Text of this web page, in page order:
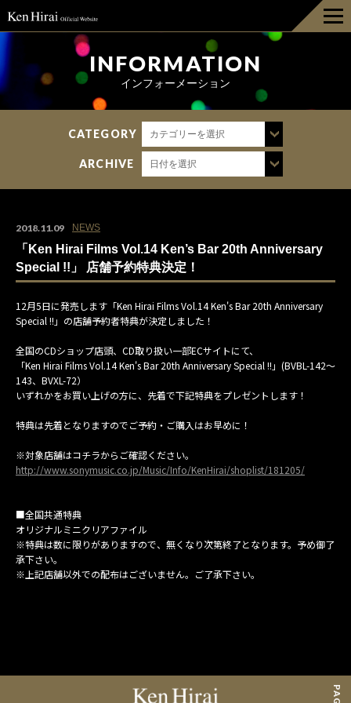
INFORMATION
DISCOGRAPHY
BIOGRAPHY
GOODS
FAN CLUB
MAIL MAGAZINE
CONTACT
INFORMATION
インフォーメーション
CATEGORY カテゴリーを選択
ARCHIVE 日付を選択
2018.11.09 NEWS
「Ken Hirai Films Vol.14 Ken’s Bar 20th Anniversary
Special !!」 店舗予約特典決定！
12月5日に発売します「Ken Hirai Films Vol.14 Ken's Bar 20th Anniversary
Special !!」の店舗予約者特典が決定しました！
全国のCDショップ店頭、CD取り扱い一部ECサイトにて、
「Ken Hirai Films Vol.14 Ken's Bar 20th Anniversary Special !!」(BVBL-142～
143、BVXL-72）
いずれかをお買い上げの方に、先着で下記特典をプレゼントします！
特典は先着となりますのでご予約・ご購入はお早めに！
※対象店舗はコチラからご確認ください。
http://www.sonymusic.co.jp/Music/Info/KenHirai/shoplist/181205/
■全国共通特典
オリジナルミニクリアファイル
※特典は数に限りがありますので、無くなり次第終了となります。予め御了
承下さい。
※上記店舗以外での配布はございません。ご了承下さい。